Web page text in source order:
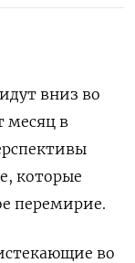
вниз во
месяц в
которые
перемирие.
во